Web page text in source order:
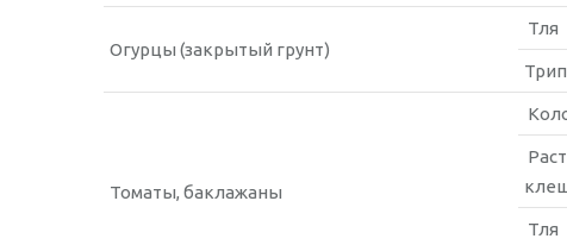
Огурцы (закрытый грунт)
Тля
Томаты, баклажаны
Тля